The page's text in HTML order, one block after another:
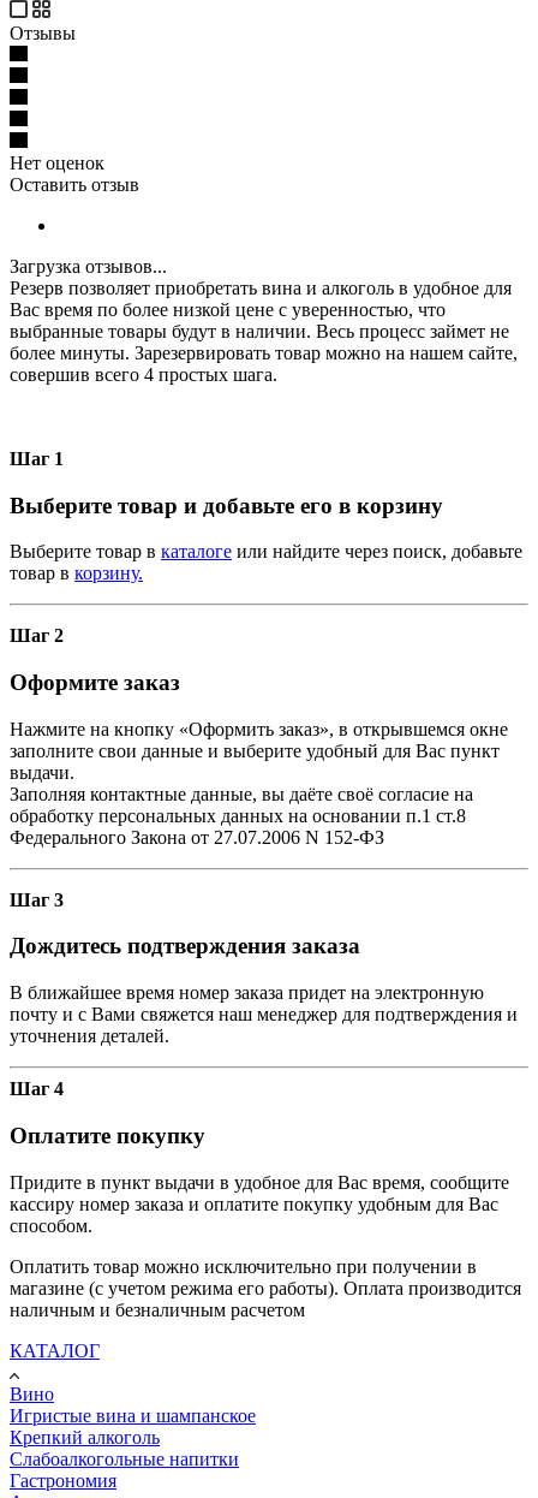
Отзывы
Нет оценок
Оставить отзыв
Загрузка отзывов...
Резерв позволяет приобретать вина и алкоголь в удобное для
Вас время по более низкой цене с уверенностью, что
выбранные товары будут в наличии. Весь процесс займет не
более минуты. Зарезервировать товар можно на нашем сайте,
совершив всего 4 простых шага.
Шаг 1
Выберите товар и добавьте его в корзину
Выберите товар в каталоге или найдите через поиск, добавьте
товар в корзину.
Шаг 2
Оформите заказ
Нажмите на кнопку «Оформить заказ», в открывшемся окне
заполните свои данные и выберите удобный для Вас пункт
выдачи.
Заполняя контактные данные, вы даёте своё согласие на
обработку персональных данных на основании п.1 ст.8
Федерального Закона от 27.07.2006 N 152-ФЗ
Шаг 3
Дождитесь подтверждения заказа
В ближайшее время номер заказа придет на электронную
почту и с Вами свяжется наш менеджер для подтверждения и
уточнения деталей.
Шаг 4
Оплатите покупку
Придите в пункт выдачи в удобное для Вас время, сообщите
кассиру номер заказа и оплатите покупку удобным для Вас
способом.
Оплатить товар можно исключительно при получении в
магазине (с учетом режима его работы). Оплата производится
наличным и безналичным расчетом
КАТАЛОГ
Вино
Игристые вина и шампанское
Крепкий алкоголь
Слабоалкогольные напитки
Гастрономия